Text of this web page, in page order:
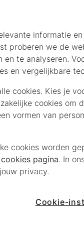
en Novak
09.30 uur
sport add-
informatie en
proberen we de
te analyseren.
en vergelijkbare
cookies. Kies je
cookies om
vormen van
cookies worden
cookies pagina. In
privacy.
Cookie-